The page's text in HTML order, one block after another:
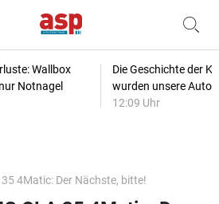
Wallbox
Notnagel
Die Geschichte der
wurden unsere
12:09 Uhr
4Matic: Der Nächste, bitte!